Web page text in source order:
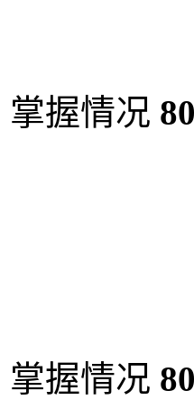
掌握情况
掌握情况